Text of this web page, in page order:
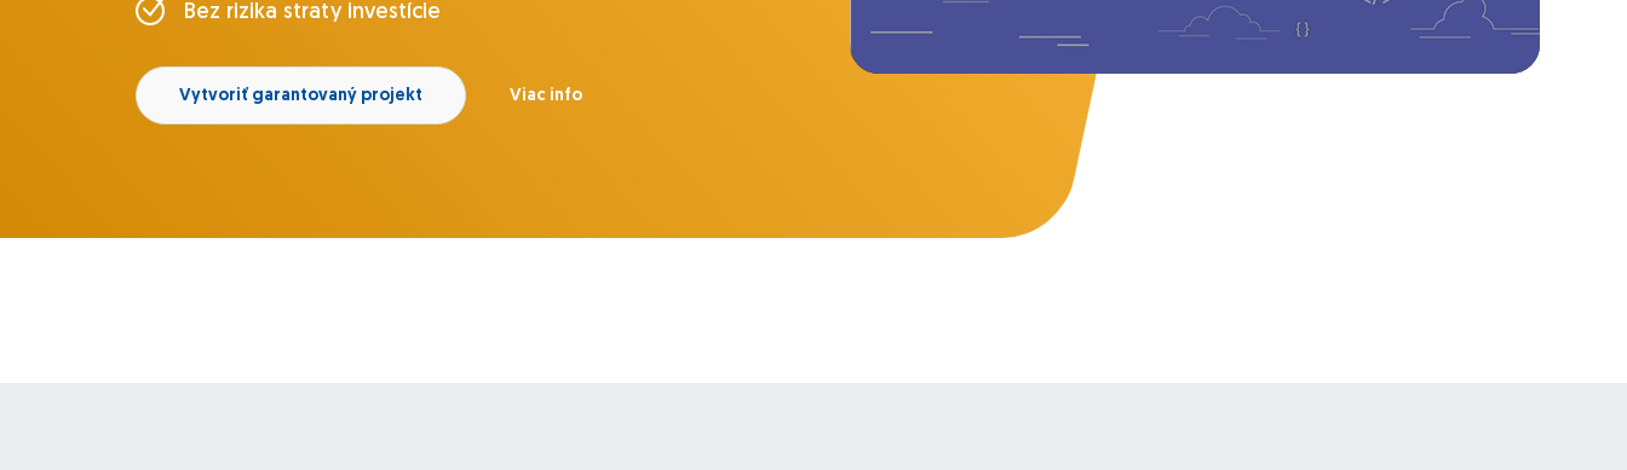
Bez rizika straty investície
Vytvoriť garantovaný projekt Viac info